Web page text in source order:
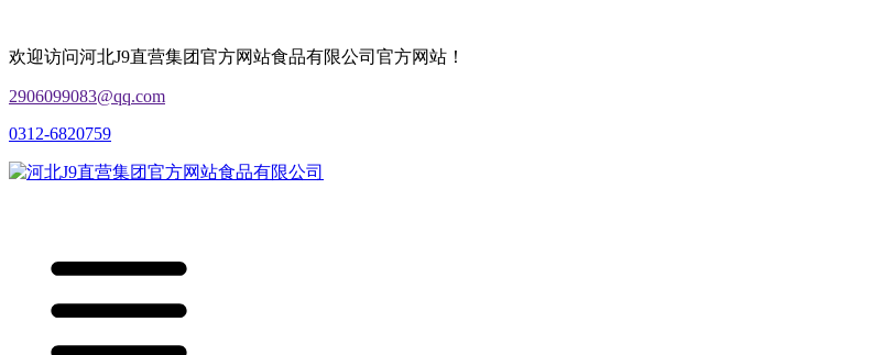
欢迎访问河北J9直营集团官方网站食品有限公司官方网站！
2906099083@qq.com
0312-6820759